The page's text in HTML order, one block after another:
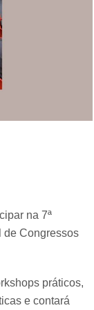
na 7ª
de Congressos
práticos,
e contará